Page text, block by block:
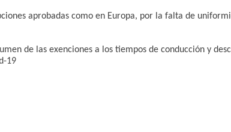
aprobadas como en Europa, por la falta de
de las exenciones a los tiempos de conducción y
19